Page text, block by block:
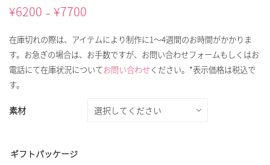
¥6200 – ¥7700
在庫切れの際は、アイテムにより制作に1～4週間のお時間がかかりま
す。お急ぎの場合は、お手数ですが、お問い合わせフォームもしくはお
電話にて在庫状況についてお問い合わせ ください。*表示価格は税込で
す。
素材
ギフトパッケージ